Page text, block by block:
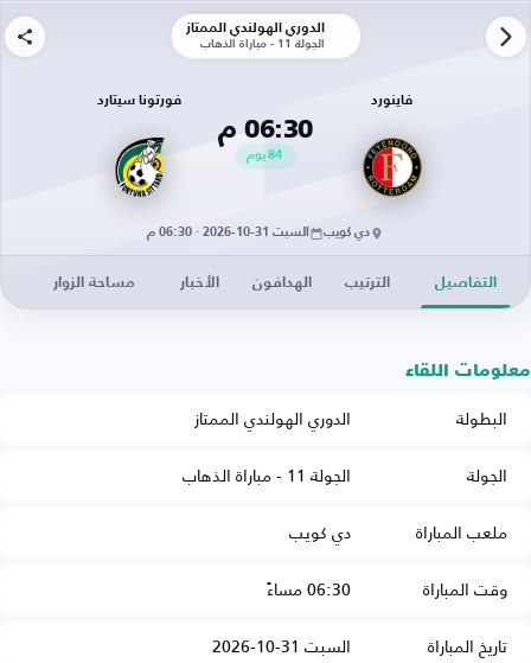
الدوري الهولندي الممتاز
الجولة 11 - مباراة الذهاب
فاينورد
06:30 م
84يوم
فورتونا سيتارد
دي كويب السبت 31-10-2026 · 06:30 م
التفاصيل الترتيب الهدافون الأخبار مساحة الزوار
معلومات اللقاء
البطولة
الدوري الهولندي الممتاز
الجولة
الجولة 11 - مباراة الذهاب
ملعب المباراة
دي كويب
وقت المباراة
06:30 مساءً
تاريخ المباراة
السبت 31-10-2026